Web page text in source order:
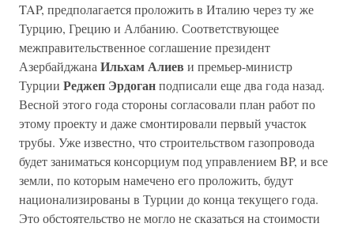
TAP, предполагается проложить в Италию через ту же
Турцию, Грецию и Албанию. Соответствующее
межправительственное соглашение президент
Азербайджана Ильхам Алиев и премьер-министр
Турции Реджеп Эрдоганподписали еще два года назад.
Весной этого года стороны согласовали план работ по
этому проекту и даже смонтировали первый участок
трубы. Уже известно, что строительством газопровода
будет заниматься консорциум под управлением BP, и все
земли, по которым намечено его проложить, будут
национализированы в Турции до конца текущего года.
Это обстоятельство не могло не сказаться на стоимости